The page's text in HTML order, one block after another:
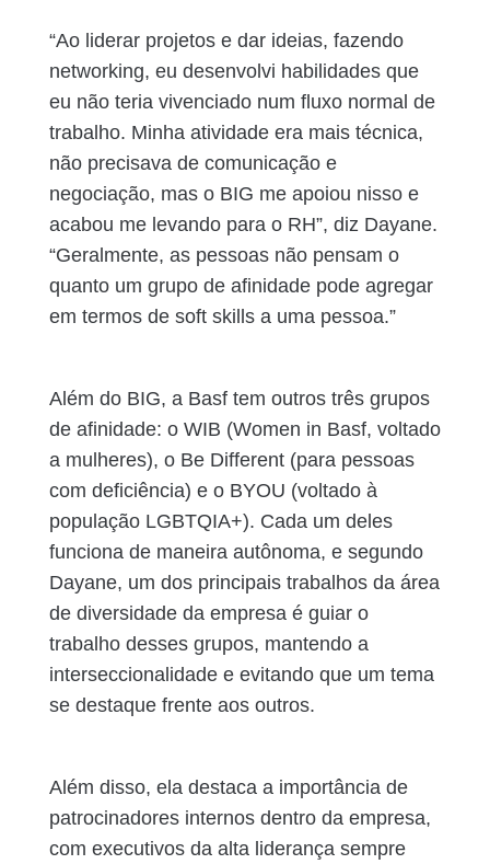
“Ao liderar projetos e dar ideias, fazendo
networking, eu desenvolvi habilidades que
eu não teria vivenciado num fluxo normal de
trabalho. Minha atividade era mais técnica,
não precisava de comunicação e
negociação, mas o BIG me apoiou nisso e
acabou me levando para o RH”, diz Dayane.
“Geralmente, as pessoas não pensam o
quanto um grupo de afinidade pode agregar
em termos de soft skills a uma pessoa.”
Além do BIG, a Basf tem outros três grupos
de afinidade: o WIB (Women in Basf, voltado
a mulheres), o Be Different (para pessoas
com deficiência) e o BYOU (voltado à
população LGBTQIA+). Cada um deles
funciona de maneira autônoma, e segundo
Dayane, um dos principais trabalhos da área
de diversidade da empresa é guiar o
trabalho desses grupos, mantendo a
interseccionalidade e evitando que um tema
se destaque frente aos outros.
Além disso, ela destaca a importância de
patrocinadores internos dentro da empresa,
com executivos da alta liderança sempre